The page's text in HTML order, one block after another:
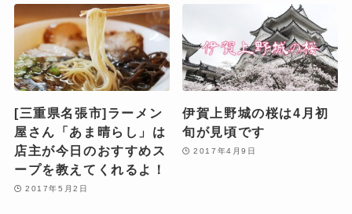
[三重県名張市]ラーメン
屋さん「あま晴らし」は
店主が今日のおすすめス
ープを教えてくれるよ！
2017年5月2日
伊賀上野城の桜は4月初
旬が見頃です
2017年4月9日